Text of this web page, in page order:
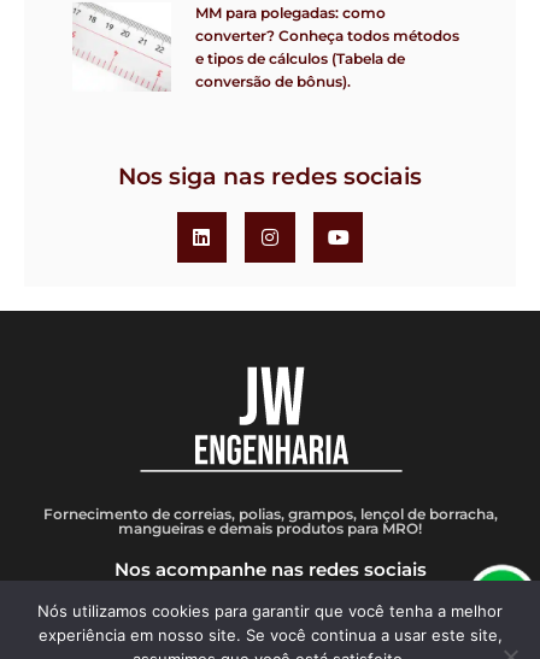
MM para polegadas: como
converter? Conheça todos métodos
e tipos de cálculos (Tabela de
conversão de bônus).
Nos siga nas redes sociais
Fornecimento de correias, polias, grampos, lençol de borracha,
mangueiras e demais produtos para MRO!
Nos acompanhe nas redes sociais
Av. Francisco Firmo de Matos, 70 - Jardim Eldorado - Contagem/MG
(31) 3242-1212| (31) 99189-1052
Nós utilizamos cookies para garantir que você tenha a melhor
experiência em nosso site. Se você continua a usar este site,